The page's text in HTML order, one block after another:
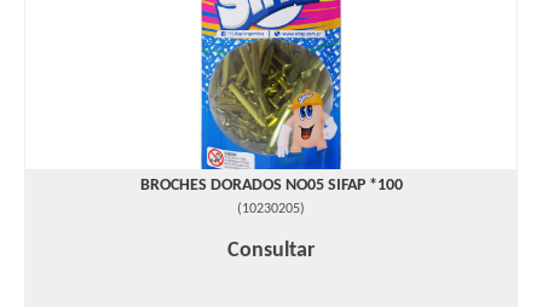
BROCHES DORADOS NO05 SIFAP *100
(10230205)
Consultar